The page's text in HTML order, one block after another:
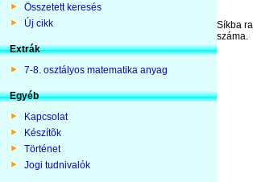
Összetett keresés
Új cikk
Extrák
7-8. osztályos matematika anyag
Egyéb
Kapcsolat
Készítõk
Történet
Jogi tudnivalók
Síkba
száma.